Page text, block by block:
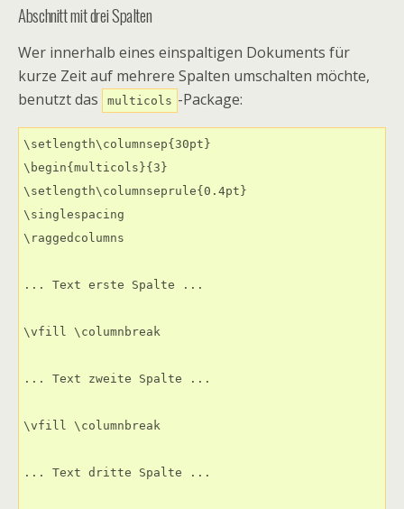
Abschnitt mit drei Spalten
Wer innerhalb eines einspaltigen Dokuments für
kurze Zeit auf mehrere Spalten umschalten möchte,
benutzt das
multicols -Package:
\setlength\columnsep{30pt}
\begin{multicols}{3}
\setlength\columnseprule{0.4pt}
\singlespacing
\raggedcolumns
... Text erste Spalte ...
\vfill \columnbreak
... Text zweite Spalte ...
\vfill \columnbreak
... Text dritte Spalte ...